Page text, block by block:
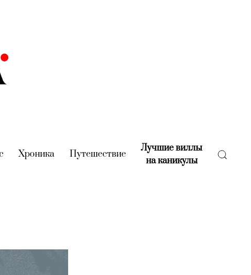
(current)
Хроника (current)
Путешествие(current)
Лучшие виллы
на каникулы(current)